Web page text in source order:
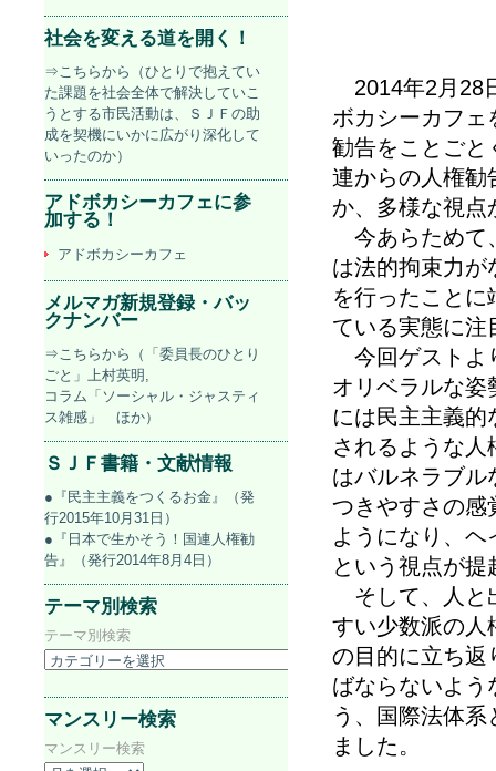
2014年2月28
ボカシーカフェ
勧告をことごと
連からの人権勧
か、多様な視点
今あらためて
は法的拘束力が
を行ったこと
ている実態に注
今回ゲストよ
オリベラルな姿
には民主主義
されるような
はバルネラブ
つきやすさの感
ようになり、
という視点が
そして、人と
すい少数派の
の目的に立ち返
ばならないよう
う、国際法体
ました。
社会を変える道を開く！
⇒こちらから（ひとりで抱えてい
た課題を社会全体で解決していこ
うとする市民活動は、ＳＪＦの助
成を契機にいかに広がり深化して
いったのか）
アドボカシーカフェに参
加する！
アドボカシーカフェ
メルマガ新規登録・バッ
クナンバー
⇒こちらから（「委員長のひとり
ごと」上村英明,
コラム「ソーシャル・ジャスティ
ス雑感」 ほか）
ＳＪＦ書籍・文献情報
●『民主主義をつくるお金』（発
行2015年10月31日）
●『日本で生かそう！国連人権勧
告』（発行2014年8月4日）
テーマ別検索
テーマ別検索
マンスリー検索
マンスリー検索